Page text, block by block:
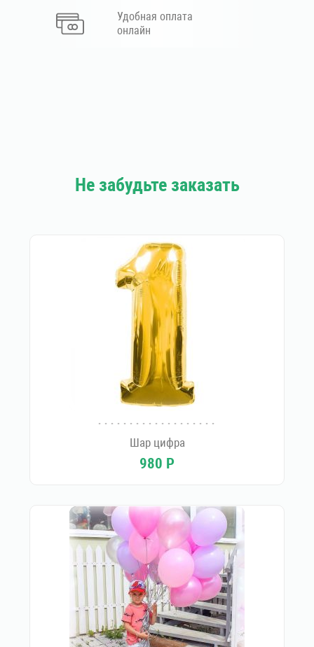
Удобная оплата
онлайн
Не забудьте заказать
Шар цифра
980 Р